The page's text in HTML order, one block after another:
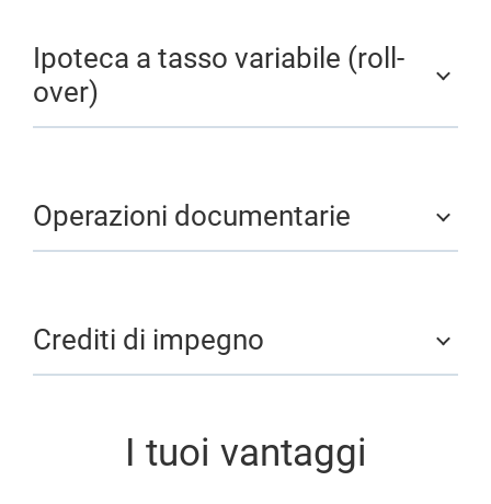
Ipoteca a tasso variabile (roll-
over)
Operazioni documentarie
Crediti di impegno
I tuoi vantaggi